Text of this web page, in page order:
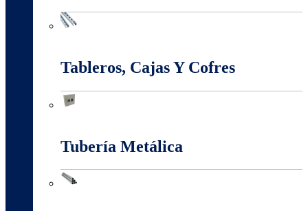
Tableros, Cajas Y Cofres
Tubería Metálica